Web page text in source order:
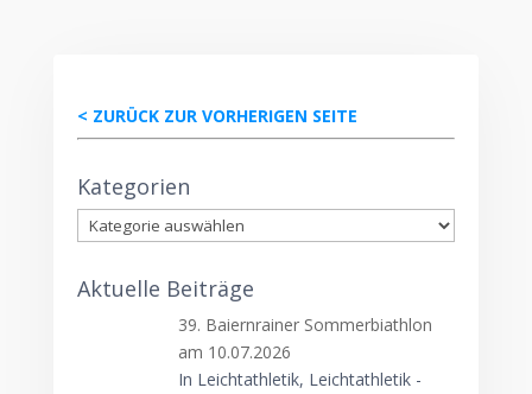
< ZURÜCK ZUR VORHERIGEN SEITE
Kategorien
Kategorien
Aktuelle Beiträge
39. Baiernrainer Sommerbiathlon
am 10.07.2026
In Leichtathletik, Leichtathletik -